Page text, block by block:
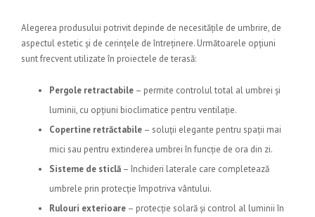
Alegerea produsului potrivit depinde de necesitățile de umbrire, de
aspectul estetic și de cerințele de întreținere. Următoarele opțiuni
sunt frecvent utilizate în proiectele de terasă:
Pergole retractabile – permite controlul total al umbrei și
luminii, cu opțiuni bioclimatice pentru ventilație.
Copertine retrăctabile – soluții elegante pentru spații mai
mici sau pentru extinderea umbrei în funcție de ora din zi.
Sisteme de sticlă – închideri laterale care completează
umbrele prin protecție împotriva vântului.
Rulouri exterioare – protecție solară și control al luminii în